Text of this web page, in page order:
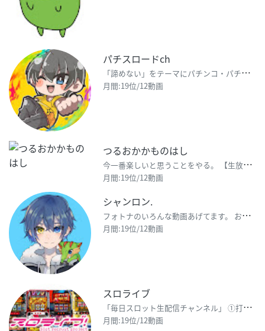
パチスロードch
「
諦めない」をテーマにパチンコ・パチスロ配信中！パチンコ・パチスロに対する姿勢で一人でも多くの人の気
月間:19位/12動画
つるおかかものはし
今
一番楽しいと思うことをやる。 【生放送】https://www.twitch.tv/turuoka
月間:19位/12動画
シャンロン.
フ
ォトナのいろんな動画あげてます。 お仕事のご相談:syanron12@gmail.com 中国
月間:19位/12動画
スロライブ
「
毎日スロット生配信チャンネル」 ①打って楽しむ ②見て楽しむ ③普通に楽しむ 新しいスロット生
月間:19位/12動画